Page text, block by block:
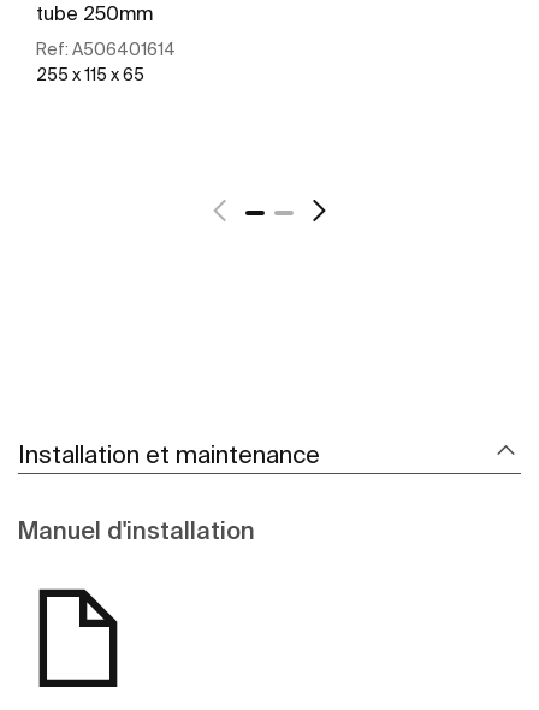
tube 250mm
Ref: A506401614
255 x 115 x 65
Installation et maintenance
Manuel d'installation